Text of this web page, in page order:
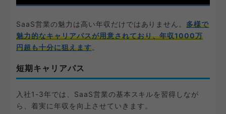
SaaS営業の魅力は高い年収だけではありません。多様で
魅力的なキャリアパスが用意されており、年収1000万
円超も十分に狙えます。
短期キャリアパス
入社1-3年では、SaaS営業の基本スキルを習得しなが
ら、着実に年収を向上させていきます。